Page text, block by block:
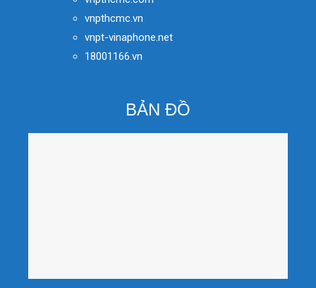
vnpthcmc.vn
vnpt-vinaphone.net
18001166.vn
BẢN ĐỒ